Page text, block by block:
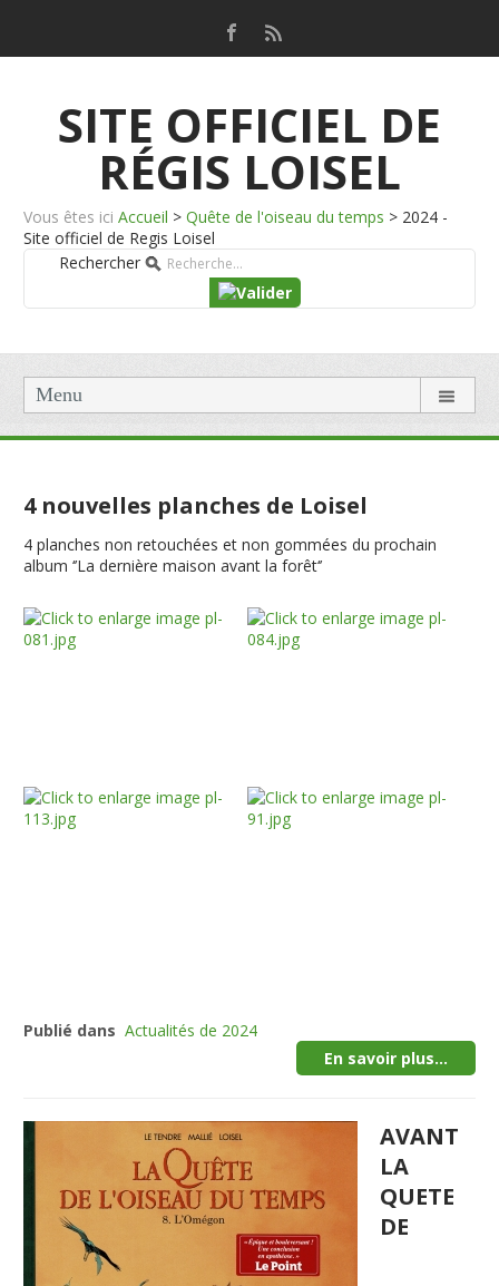
SITE OFFICIEL DE
RÉGIS LOISEL
Vous êtes ici Accueil > Quête de l'oiseau du temps > 2024 -
Site officiel de Regis Loisel
Rechercher
Menu
4 nouvelles planches de Loisel
4 planches non retouchées et non gommées du prochain
album ‘’La dernière maison avant la forêt‘’
Publié dans Actualités de 2024
En savoir plus...
AVANT
LA
QUETE
DE